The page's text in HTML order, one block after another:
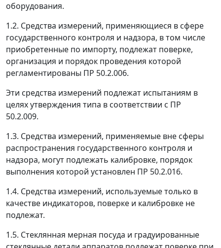
оборудования.
1.2. Средства измерений, применяющиеся в сфере
государственного контроля и надзора, в том числе
приобретенные по импорту, подлежат поверке,
организация и порядок проведения которой
регламентированы ПР 50.2.006.
Эти средства измерений подлежат испытаниям в
целях утверждения типа в соответствии с ПР
50.2.009.
1.3. Средства измерений, применяемые вне сферы
распространения государственного контроля и
надзора, могут подлежать калибровке, порядок
выполнения которой установлен ПР 50.2.016.
1.4. Средства измерений, используемые только в
качестве индикаторов, поверке и калибровке не
подлежат.
1.5. Стеклянная мерная посуда и градуированные